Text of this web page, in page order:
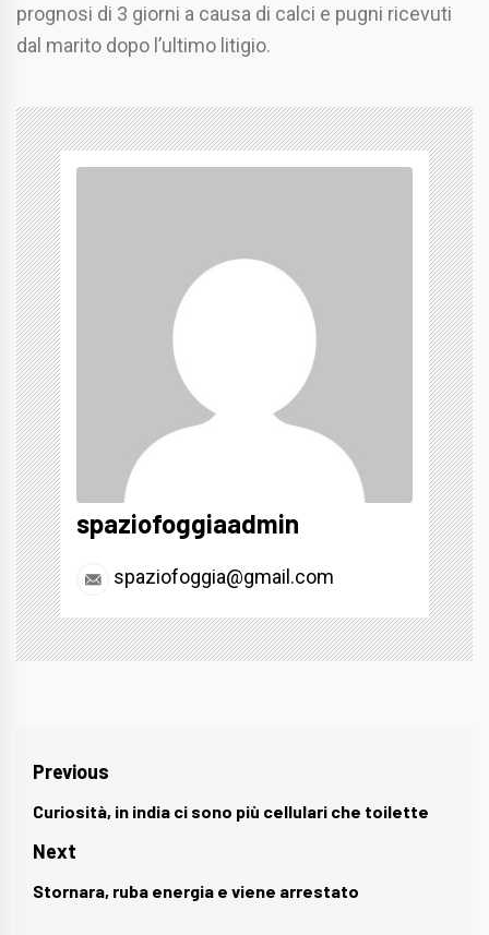
prognosi di 3 giorni a causa di calci e pugni ricevuti
dal marito dopo l’ultimo litigio.
spaziofoggiaadmin
spaziofoggia@gmail.com
Navigazione
articoli
Previous
Previous
post:
Curiosità, in india ci sono più cellulari che toilette
Next
Next
Stornara, ruba energia e viene arrestato